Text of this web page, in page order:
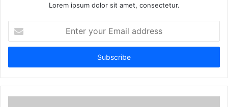
Lorem ipsum dolor sit amet, consectetur.
your
Email